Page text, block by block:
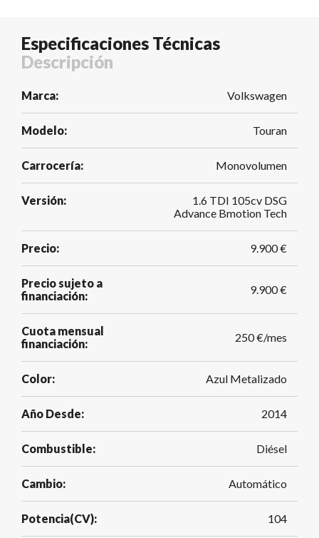
Especificaciones Técnicas
Descripción
Marca: Volkswagen
Modelo: Touran
Carrocería: Monovolumen
Versión:
1.6 TDI 105cv DSG
Advance Bmotion Tech
Precio: 9.900 €
Precio sujeto a
financiación:
9.900 €
Cuota mensual
financiación:
250 €/mes
Color: Azul Metalizado
Año Desde: 2014
Combustible: Diésel
Cambio: Automático
Potencia(CV): 104